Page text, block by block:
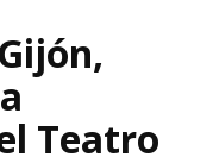
Teatro